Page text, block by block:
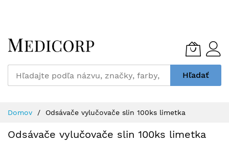
to
Content
Hľadať
Domov Odsávače vylučovače slin 100ks limetka
Odsávače vylučovače slin 100ks limetka